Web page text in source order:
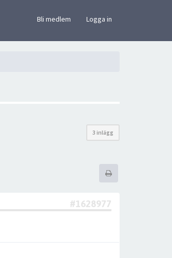
Bli medlem Logga in
3 inlägg
#1628977